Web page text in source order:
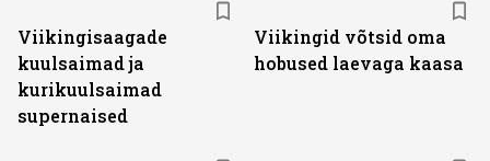
Viikingisaagade
kuulsaimad ja
kurikuulsaimad
supernaised
Viikingid võtsid oma
hobused laevaga kaasa